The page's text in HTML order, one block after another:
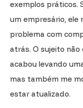
exemplos práticos.
um empresário, ele
problema com
atrás. O sujeito
acabou levando
mas também me
estar atualizado.